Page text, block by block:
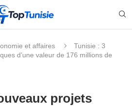
et affaires
Tunisie : 3
d’une valeur de 176 millions de
projets